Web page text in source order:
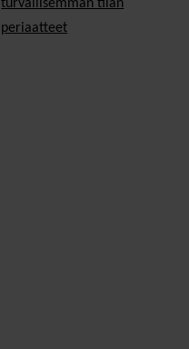
turvallisemman tilan
periaatteet